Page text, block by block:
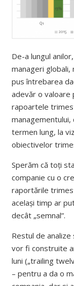
De-a lungul
manageri
pus întrebarea
adevăr o valoare
rapoartele
managementului,
termen lung, la
obiectivelor
Sperăm că toți
companie cu o
raportările
același timp ar
decât „semnal”.
Restul de
vor fi construite
luni („trailing
– pentru a da o